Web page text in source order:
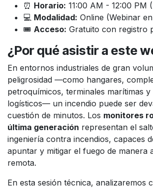
⏰ Horario: 11:00 AM - 12:00 PM
💻 Modalidad: Online (Webinar
🎟️ Acceso: Gratuito con registro
¿Por qué asistir a este
En entornos industriales de gran
peligrosidad —como hangares,
petroquímicos, terminales marítimas
logísticos— un incendio puede ser
cuestión de minutos. Los monitores
última generación representan el
ingeniería contra incendios, capaces
apuntar y mitigar el fuego de manera
remota.
En esta sesión técnica, analizaremos